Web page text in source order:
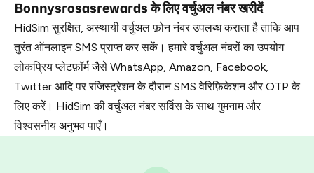
Bonnysrosasrewards के लिए वर्चुअल नंबर खरीदें
HidSim सुरक्षित, अस्थायी वर्चुअल फ़ोन नंबर उपलब्ध कराता है ताकि आप
तुरंत ऑनलाइन SMS प्राप्त कर सकें। हमारे वर्चुअल नंबरों का उपयोग
लोकप्रिय प्लेटफ़ॉर्म जैसे WhatsApp, Amazon, Facebook,
Twitter आदि पर रजिस्ट्रेशन के दौरान SMS वेरिफ़िकेशन और OTP के
लिए करें। HidSim की वर्चुअल नंबर सर्विस के साथ गुमनाम और
विश्वसनीय अनुभव पाएँ।